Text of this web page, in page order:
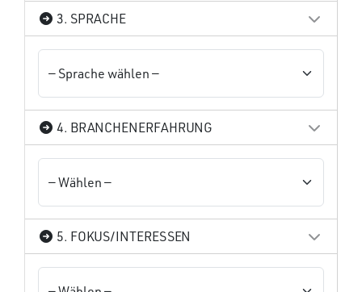
3. SPRACHE
4. BRANCHENERFAHRUNG
5. FOKUS/INTERESSEN